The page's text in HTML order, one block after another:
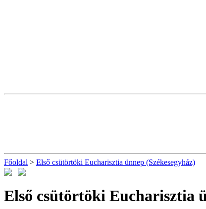
Főoldal > Első csütörtöki Eucharisztia ünnep (Székesegyház)
Első csütörtöki Eucharisztia